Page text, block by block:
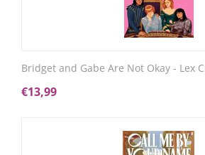
Bridget and Gabe Are Not Okay - Lex
€13,99